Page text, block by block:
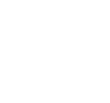
ти гля